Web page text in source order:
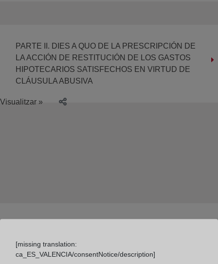
PARTE II. DIES A QUO DE LA PRESCRIPCIÓN DE
LA ACCIÓN DE RESTITUCIÓN DE LOS GASTOS
HIPOTECARIOS SATISFECHOS EN VIRTUD DE
CLÁUSULA ABUSIVA
Visualitzar »
[missing translation:
ca_ES_VALENCIA/consentNotice/description]